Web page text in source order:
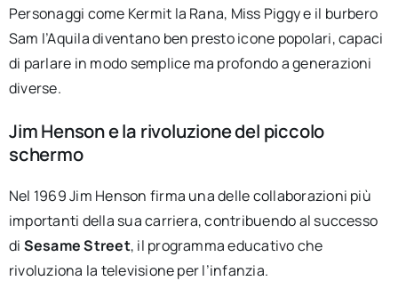
Personaggi come Kermit la Rana, Miss Piggy e il burbero
Sam l’Aquila diventano ben presto icone popolari, capaci
di parlare in modo semplice ma profondo a generazioni
diverse.
Jim Henson e la rivoluzione del piccolo
schermo
Nel 1969 Jim Henson firma una delle collaborazioni più
importanti della sua carriera, contribuendo al successo
di Sesame Street, il programma educativo che
rivoluziona la televisione per l’infanzia.